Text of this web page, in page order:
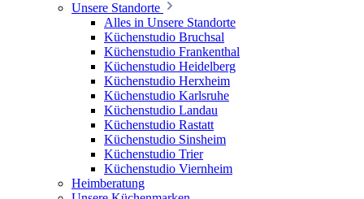
Unsere Standorte
Alles in Unsere Standorte
Küchenstudio Bruchsal
Küchenstudio Frankenthal
Küchenstudio Heidelberg
Küchenstudio Herxheim
Küchenstudio Karlsruhe
Küchenstudio Landau
Küchenstudio Rastatt
Küchenstudio Sinsheim
Küchenstudio Trier
Küchenstudio Viernheim
Heimberatung